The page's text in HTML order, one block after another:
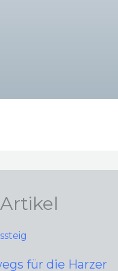
für die Harzer